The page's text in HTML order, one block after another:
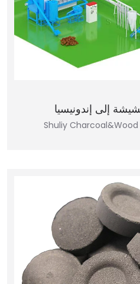
إلى إندونيسيا
في سبتمبر 2021، شرعت شركة Shuliy Charcoal&Wood